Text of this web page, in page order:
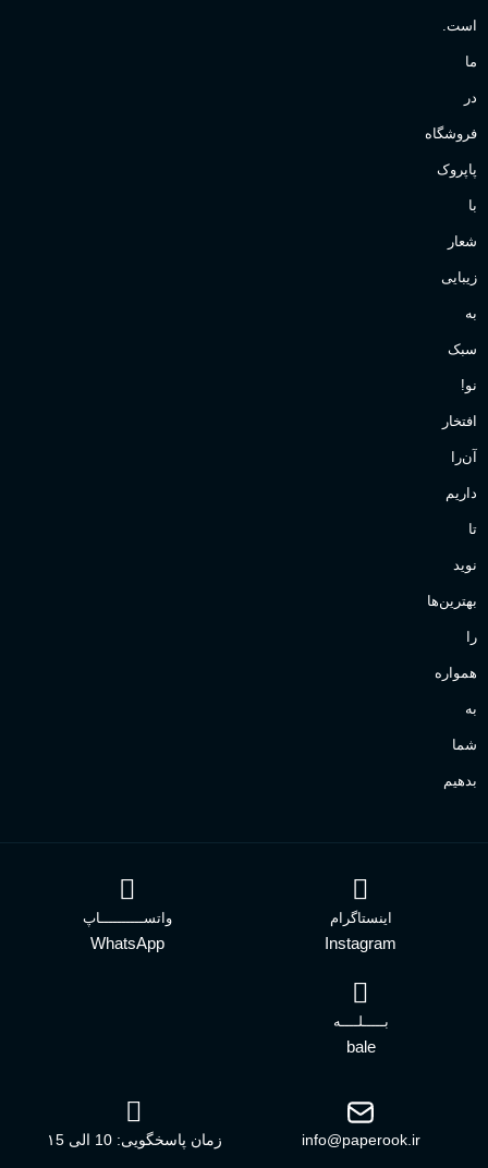
است.
ما
در
فروشگاه
پاپروک
با
شعار
زیبایی
به
سبک
نو!
افتخار
آن‌را
داریم
تا
نوید
بهترین‌ها
را
همواره
به
شما
بدهیم
اینستاگرام
Instagram
واتســــــــــاپ
WhatsApp
بـــــلــــه
bale
info@paperook.ir زمان پاسخگویی: 10 الی ۱5